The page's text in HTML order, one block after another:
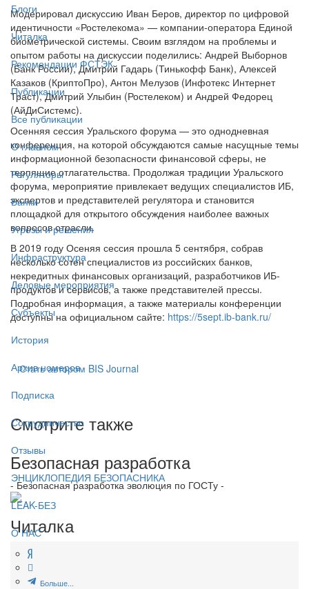
Блоги
Читалка
Рекомендации ФСТЭК
Публикации
Все публикации
О главном
Регуляторы
Банки
Угрозы и решения
Инфраструктура
Деловые мероприятия
Субъекты
История
Архив номеров
Подписка
Сотрудничество
Отзывы
ЭНЦИКЛОПЕДИЯ БЕЗОПАСНИКА
LEAK-БЕЗ
О НАС
Модерировал дискуссию Иван Беров, директор по цифровой
идентичности «Ростелекома» — компании-оператора Единой
биометрической системы. Своим взглядом на проблемы и
опытом работы на дискуссии поделились: Андрей Выборнов
(Банк России), Дмитрий Гадарь (Тинькофф Банк), Алексей
Казаков (КриптоПро), Антон Мелузов (Инфотекс Интернет
Траст), Дмитрий Улыбин (Ростелеком) и Андрей Федорец
(АйДиСистемс).
Осенняя сессия Уральского форума — это однодневная
конференция, на которой обсуждаются самые насущные темы
информационной безопасности финансовой сферы, не
терпящие отлагательства. Продолжая традиции Уральского
форума, мероприятие привлекает ведущих специалистов ИБ,
экспертов и представителей регулятора и становится
площадкой для открытого обсуждения наиболее важных
вопросов отрасли.
В 2019 году Осеняя сессия прошла 5 сентября, собрав
несколько сотен специалистов из российских банков,
некредитных финансовых организаций, разработчиков ИБ-
продуктов и сервисов, а также представителей прессы.
Подробная информация, а также материалы конференции
доступны на официальном сайте: https://5sept.ib-bank.ru/
Стать автором BIS Journal
Смотрите также
Безопасная разработка
- Безопасная разработка эволюция по ГОСТу -
Читалка
Больше...